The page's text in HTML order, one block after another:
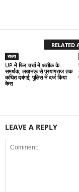
RELATED
राज्य
UP में फिर चर्चा में अतीक के
समर्थक, लखनऊ से प्रयागराज तक
कथित दबंगई; पुलिस ने दर्ज किया
केस
LEAVE A REPLY